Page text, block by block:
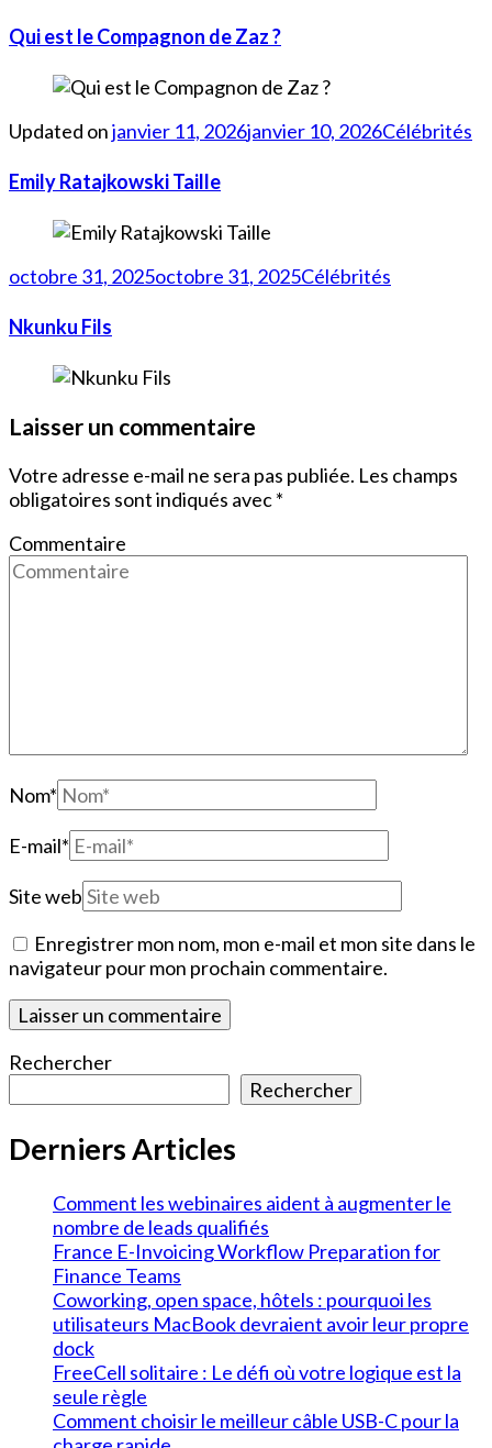
Qui est le Compagnon de Zaz ?
Updated onjanvier 11, 2026janvier 10, 2026Célébrités
Emily Ratajkowski Taille
octobre 31, 2025octobre 31, 2025Célébrités
Nkunku Fils
Laisser un commentaire
Votre adresse e-mail ne sera pas publiée. Les champs
obligatoires sont indiqués avec*
Commentaire
Nom*
E-mail*
Site web
Enregistrer mon nom, mon e-mail et mon site dans le
navigateur pour mon prochain commentaire.
Rechercher
Rechercher
Derniers Articles
Comment les webinaires aident à augmenter le
nombre de leads qualifiés
France E-Invoicing Workflow Preparation for
Finance Teams
Coworking, open space, hôtels : pourquoi les
utilisateurs MacBook devraient avoir leur propre
dock
FreeCell solitaire : Le défi où votre logique est la
seule règle
Comment choisir le meilleur câble USB-C pour la